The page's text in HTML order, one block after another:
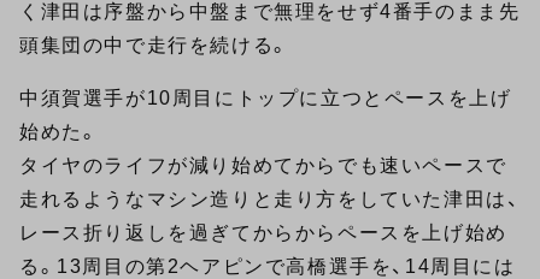
く津田は序盤から中盤まで無理をせず4番手のまま先
頭集団の中で走行を続ける。
中須賀選手が10周目にトップに立つとペースを上げ
始めた。
タイヤのライフが減り始めてからでも速いペースで
走れるようなマシン造りと走り方をしていた津田は、
レース折り返しを過ぎてからからペースを上げ始め
る。13周目の第2ヘアピンで高橋選手を、14周目には